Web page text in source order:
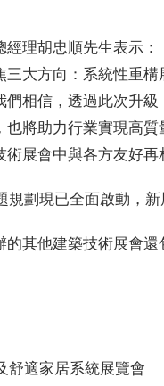
經理胡忠順先生表示
大方向：系統性重
相信，透過此次升
也將助力行業實現高
展會中與各方友好再
劃現已全面啟動，新
其他建築技術展會還
舒適家居系統展覽會